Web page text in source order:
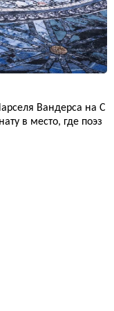
Вандерса на C
в место, где поэз